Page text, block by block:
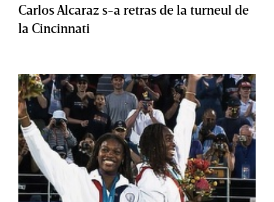
Carlos Alcaraz s-a retras de la turneul de
la Cincinnati